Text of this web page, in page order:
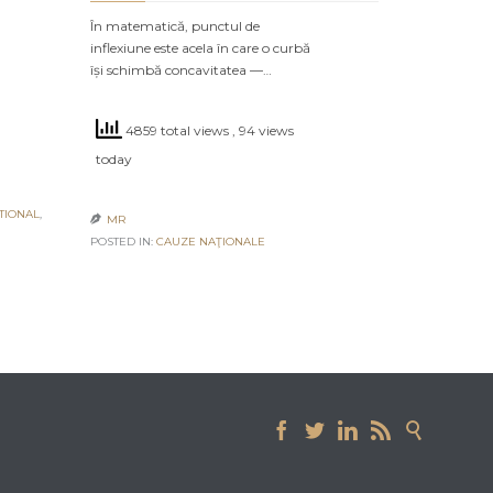
,
În matematică, punctul de
inflexiune este acela în care o curbă
își schimbă concavitatea —…
4859 total views , 94 views
today
 MR
POSTED IN: CAUZE NAŢIONALE
    